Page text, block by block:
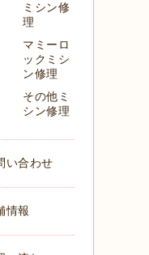
ミシン修
理
マミーロ
ックミシ
ン修理
その他ミ
シン修理
い合わせ
情報